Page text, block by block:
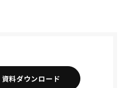
料ダウンロード